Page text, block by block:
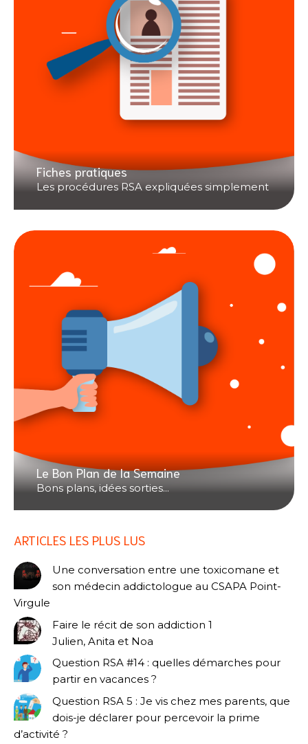
Fiches pratiques
Les procédures RSA expliquées simplement
Le Bon Plan de la Semaine
Bons plans, idées sorties...
ARTICLES LES PLUS LUS
Une conversation entre une toxicomane et
son médecin addictologue au CSAPA Point-
Virgule
Faire le récit de son addiction 1
Julien, Anita et Noa
Question RSA #14 : quelles démarches pour
partir en vacances ?
Question RSA 5 : Je vis chez mes parents, que
dois-je déclarer pour percevoir la prime
d’activité ?